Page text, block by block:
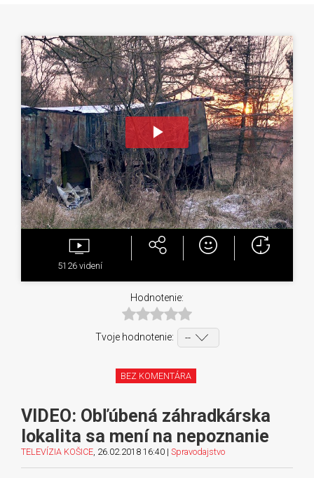
Play
Video
5126 videní
Hodnotenie:
Tvoje hodnotenie:
BEZ KOMENTÁRA
VIDEO: Obľúbená záhradkárska
lokalita sa mení na nepoznanie
TELEVÍZIA KOŠICE, 26.02.2018 16:40 | Spravodajstvo